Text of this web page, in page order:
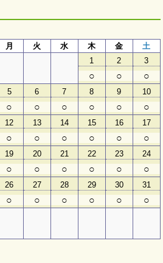
月 火 水 木 金
土
1
○
2
○
3
○
5
○
6
○
7
○
8
○
9
○
10
○
12
○
13
○
14
○
15
○
16
○
17
○
19
○
20
○
21
○
22
○
23
○
24
○
26
○
27
○
28
○
29
○
30
○
31
○